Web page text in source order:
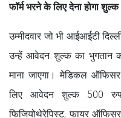
फॉर्म भरने के लिए देना होगा शुल्क
उम्मीदवार जो भी आईआईटी
उन्हें आवेदन शुल्क का भुगतान
माना जाएगा। मेडिकल
लिए आवेदन शुल्क 500
फिजियोथेरेपिस्ट, फायर